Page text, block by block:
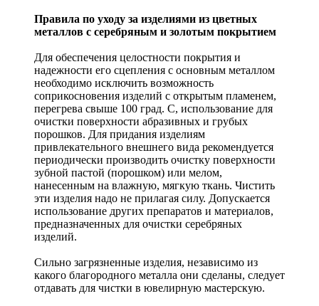
Правила по уходу за изделиями из цветных
металлов с серебряным и золотым покрытием
Для обеспечения целостности покрытия и
надежности его сцепления с основным металлом
необходимо исключить возможность
соприкосновения изделий с открытым пламенем,
перегрева свыше 100 град. С, использование для
очистки поверхности абразивных и грубых
порошков. Для придания изделиям
привлекательного внешнего вида рекомендуется
периодически производить очистку поверхности
зубной пастой (порошком) или мелом,
нанесенным на влажную, мягкую ткань. Чистить
эти изделия надо не прилагая силу. Допускается
использование других препаратов и материалов,
предназначенных для очистки серебряных
изделий.
Сильно загрязненные изделия, независимо из
какого благородного металла они сделаны, следует
отдавать для чистки в ювелирную мастерскую.